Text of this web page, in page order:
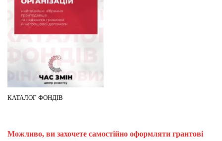
КАТАЛОГ ФОНДІВ
Можливо, ви захочете самостійно оформляти грантові